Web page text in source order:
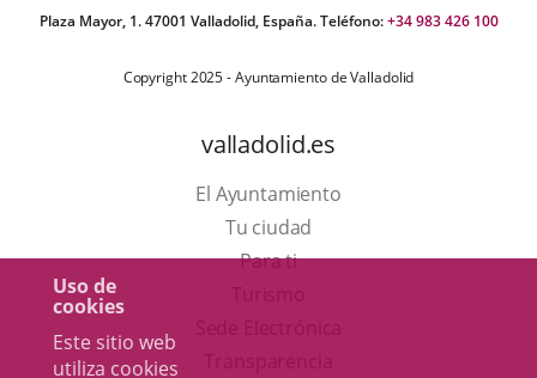
Uso de
cookies
Este sitio web
utiliza cookies
Plaza Mayor, 1. 47001 Valladolid, España. Teléfono:+34 983 426 100
Copyright 2025 - Ayuntamiento de Valladolid
valladolid.es
El Ayuntamiento
Tu ciudad
Para ti